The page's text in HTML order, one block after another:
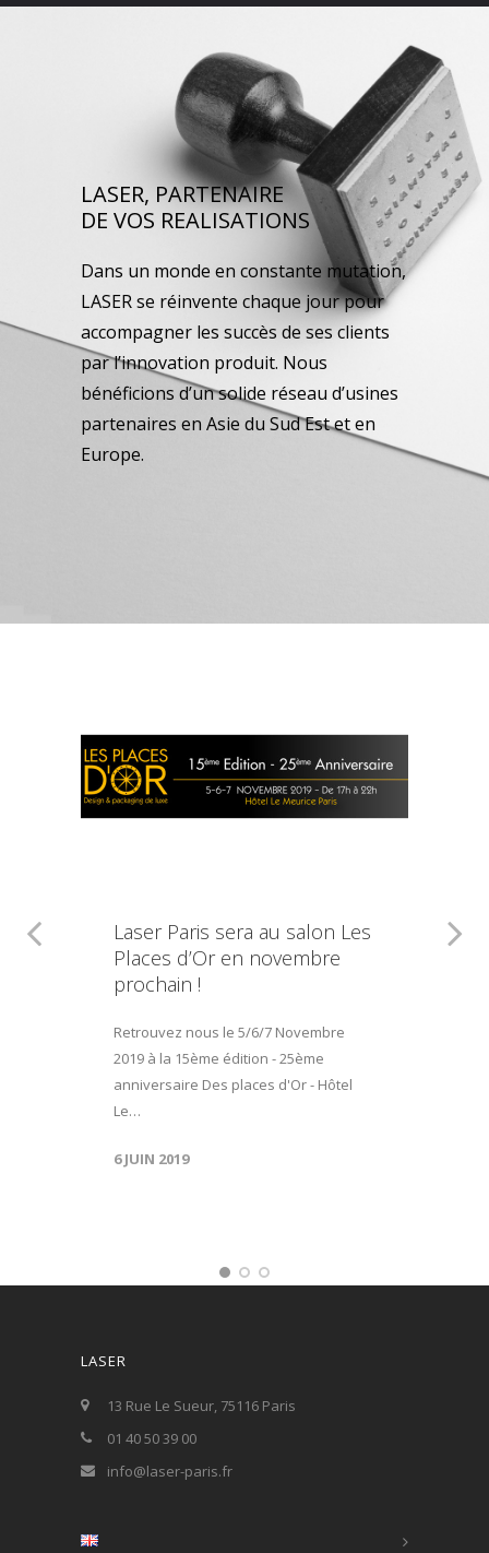
LASER, PARTENAIRE
DE VOS REALISATIONS
Dans un monde en constante mutation,
LASER se réinvente chaque jour pour
accompagner les succès de ses clients
par l’innovation produit. Nous
bénéficions d’un solide réseau d’usines
partenaires en Asie du Sud Est et en
Europe.
Laser Paris sera au salon Les
Places d’Or en novembre
prochain !
Retrouvez nous le 5/6/7 Novembre
2019 à la 15ème édition - 25ème
anniversaire Des places d'Or - Hôtel
Le…
6 JUIN 2019
LASER
13 Rue Le Sueur, 75116 Paris
01 40 50 39 00
info@laser-paris.fr